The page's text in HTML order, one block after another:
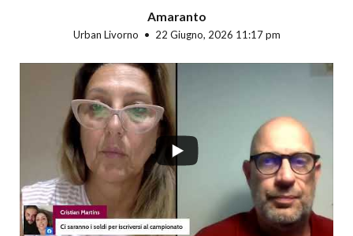
Amaranto
Urban Livorno 22 Giugno, 2026 11:17 pm